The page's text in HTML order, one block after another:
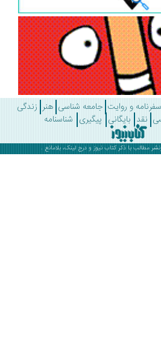
و روایت جامعه شناسی هنر زندگی
بایگانی پیگیری شناسنامه
با ذکرکتاب نیوز و درج لینک، بلامانع .